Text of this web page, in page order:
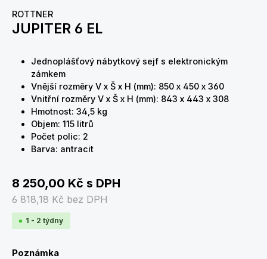
ROTTNER
JUPITER 6 EL
Jednoplášťový nábytkový sejf s elektronickým
zámkem
Vnější rozměry V x Š x H (mm): 850 x 450 x 360
Vnitřní rozměry V x Š x H (mm): 843 x 443 x 308
Hmotnost: 34,5 kg
Objem: 115 litrů
Počet polic: 2
Barva: antracit
8 250,00 Kč s DPH
6 818,18 Kč bez DPH
1 - 2 týdny
Poznámka